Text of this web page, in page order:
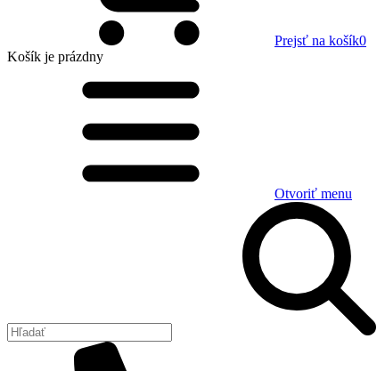
Prejsť na košík0
Košík je prázdny
Otvoriť menu